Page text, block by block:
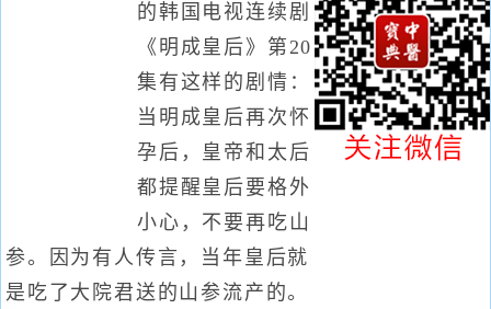
的韩国电视连续剧
《明成皇后》第20
集有这样的剧情：
当明成皇后再次怀
孕后，皇帝和太后
都提醒皇后要格外
小心，不要再吃山
参。因为有人传言，当年皇后就
是吃了大院君送的山参流产的。